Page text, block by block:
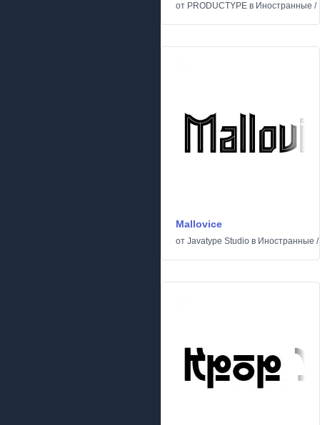
от PRODUCTYPE в Иностранные /
Mallovice
от Javatype Studio в Иностранные /